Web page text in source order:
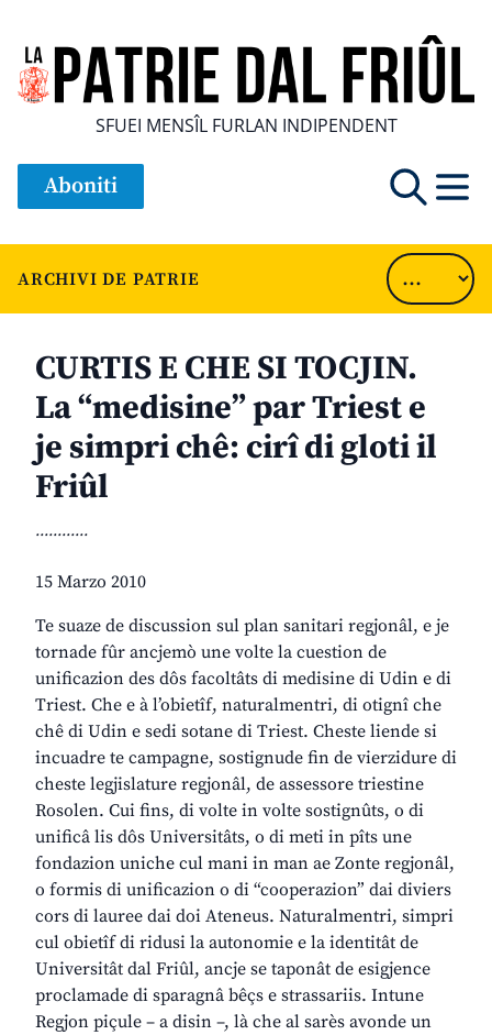
SFUEI MENSÎL FURLAN INDIPENDENT
Aboniti
ARCHIVI DE PATRIE
CURTIS E CHE SI TOCJIN.
La “medisine” par Triest e
je simpri chê: cirî di gloti il
Friûl
............
15 Marzo 2010
Te suaze de discussion sul plan sanitari regjonâl, e je
tornade fûr ancjemò une volte la cuestion de
unificazion des dôs facoltâts di medisine di Udin e di
Triest. Che e à l’obietîf, naturalmentri, di otignî che
chê di Udin e sedi sotane di Triest. Cheste liende si
incuadre te campagne, sostignude fin de vierzidure di
cheste legjislature regjonâl, de assessore triestine
Rosolen. Cui fins, di volte in volte sostignûts, o di
unificâ lis dôs Universitâts, o di meti in pîts une
fondazion uniche cul mani in man ae Zonte regjonâl,
o formis di unificazion o di “cooperazion” dai diviers
cors di lauree dai doi Ateneus. Naturalmentri, simpri
cul obietîf di ridusi la autonomie e la identitât de
Universitât dal Friûl, ancje se taponât de esigjence
proclamade di sparagnâ bêçs e strassariis. Intune
Regjon piçule – a disin –, là che al sarès avonde un